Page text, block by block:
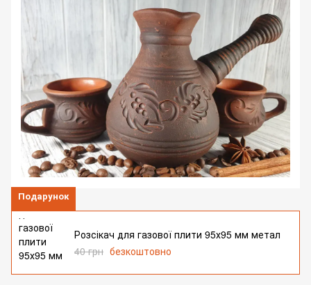
Подарунок
Розсікач для газової плити 95х95 мм метал
40 грн безкоштовно